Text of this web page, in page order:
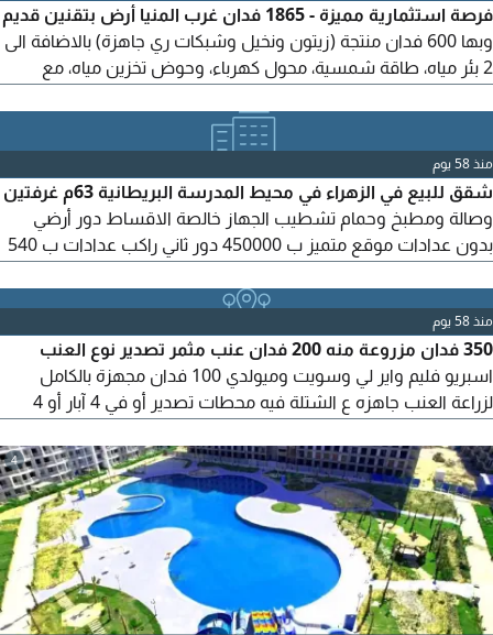
فرصة استثمارية مميزة - 1865 فدان غرب المنيا أرض بتقنين قديم
وبها 600 فدان منتجة (زيتون ونخيل وشبكات ري جاهزة) بالاضافة الى
2 بئر مياه، طاقة شمسية، محول كهرباء، وحوض تخزين مياه، مع
استراحة وسكن عمال. بدون اقساط حتى 2030 جاهزة للاستثمار
والانتاج غرب المنيا - سمالوط
منذ 58 يوم
شقق للبيع في الزهراء في محيط المدرسة البريطانية 63م غرفتين
وصالة ومطبخ وحمام تشطيب الجهاز خالصة الاقساط دور أرضي
بدون عدادات موقع متميز ب 450000 دور ثاني راكب عدادات ب 540
دور خامس عدادات 420 دور سادس بدون عدادات 365
منذ 58 يوم
350 فدان مزروعة منه 200 فدان عنب مثمر تصدير نوع العنب
اسبريو فليم واير لي وسويت وميولدي 100 فدان مجهزة بالكامل
لزراعة العنب جاهزه ع الشتلة فيه محطات تصدير أو في 4 آبار أو 4
ابتدائي دفع 3 أقسط باقي عليها 3 اقساط باقي ع الفدان 19 اقساط
متاجره حاليا ب 15 مليون العنب والمحطة بها 2 استراحة شرق
الصحراوي الغربي 3 كيلو م
4